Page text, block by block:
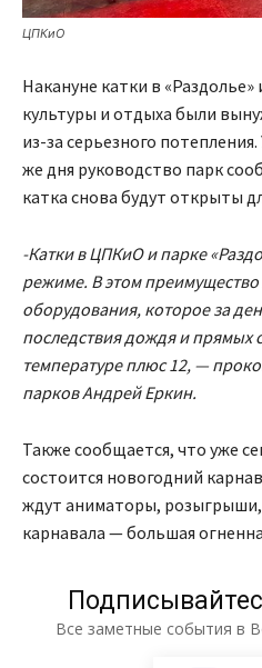
ЦПКиО
Накануне катки в
культуры и отдыха были
из-за серьезного
же дня руководство парк
катка снова будут открыты
-Катки в ЦПКиО и парке
режиме. В этом
оборудования, которое за
последствия дождя и прямых
температуре плюс 12, —
парков Андрей Еркин.
Также сообщается, что уже
состоится новогодний
ждут аниматоры,
карнавала — большая
Все заметные события в